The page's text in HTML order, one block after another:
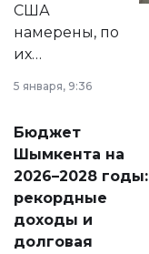
США
намерены, по
их
принести
народу
Венесуэлы.
5 января, 9:36
Бюджет
Шымкента на
2026–2028 годы:
рекордные
доходы и
долговая